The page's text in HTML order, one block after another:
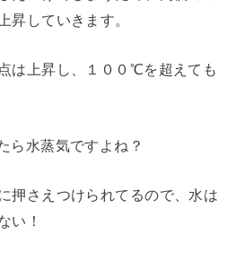
昇していきます。
は上昇し、１００℃を超えても
ら水蒸気ですよね？
押さえつけられてるので、水は
い！